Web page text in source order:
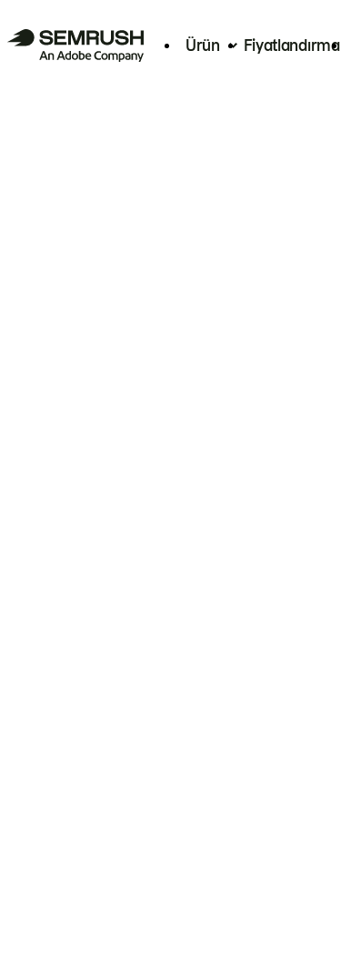
Ürün Fiyatlandırma